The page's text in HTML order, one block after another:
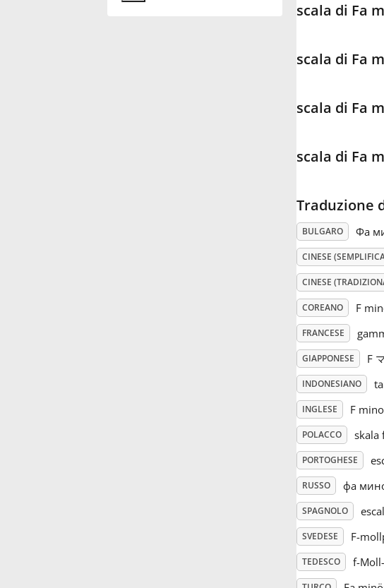
scala di Fa
scala di Fa
scala di Fa
scala di Fa
Traduzione
BULGARO Фа
CINESE
CINESE
COREANO F
FRANCESE
GIAPPONESE F
INDONESIANO
INGLESE F
POLACCO skala
PORTOGHESE
RUSSO фа
SPAGNOLO
SVEDESE F-
TEDESCO f-